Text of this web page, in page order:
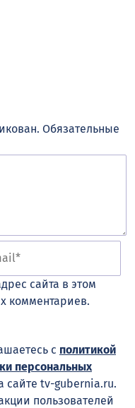
Обязательные
сайта в этом
комментариев.
с политикой
персональных
сайте tv-gubernia.ru.
пользователей